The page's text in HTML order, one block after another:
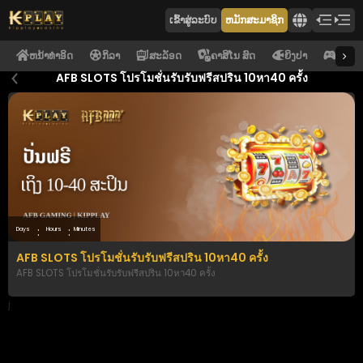
ເຂົ້າ​ສູ່​ລະ​ບົບ ຫມັກສະມາຊິກ
ຫນ້າທໍາອິດ ກິລາ ສະລັອດ ຄາສິໂນ ສົດ ຍິງປາ ອີ ຄາ
AFB SLOTS โปรโมชั่นรับรับฟรีสปริน 10หา40 ครั้ง
Days : Hours : Minutes
AFB SLOTS โปรโมชั่นรับรับฟรีสปริน 10หา40 ครั้ง
AFB SLOTS โปรโมชั่นรับรับฟรีสปริน 10หา40 ครั้ง
j